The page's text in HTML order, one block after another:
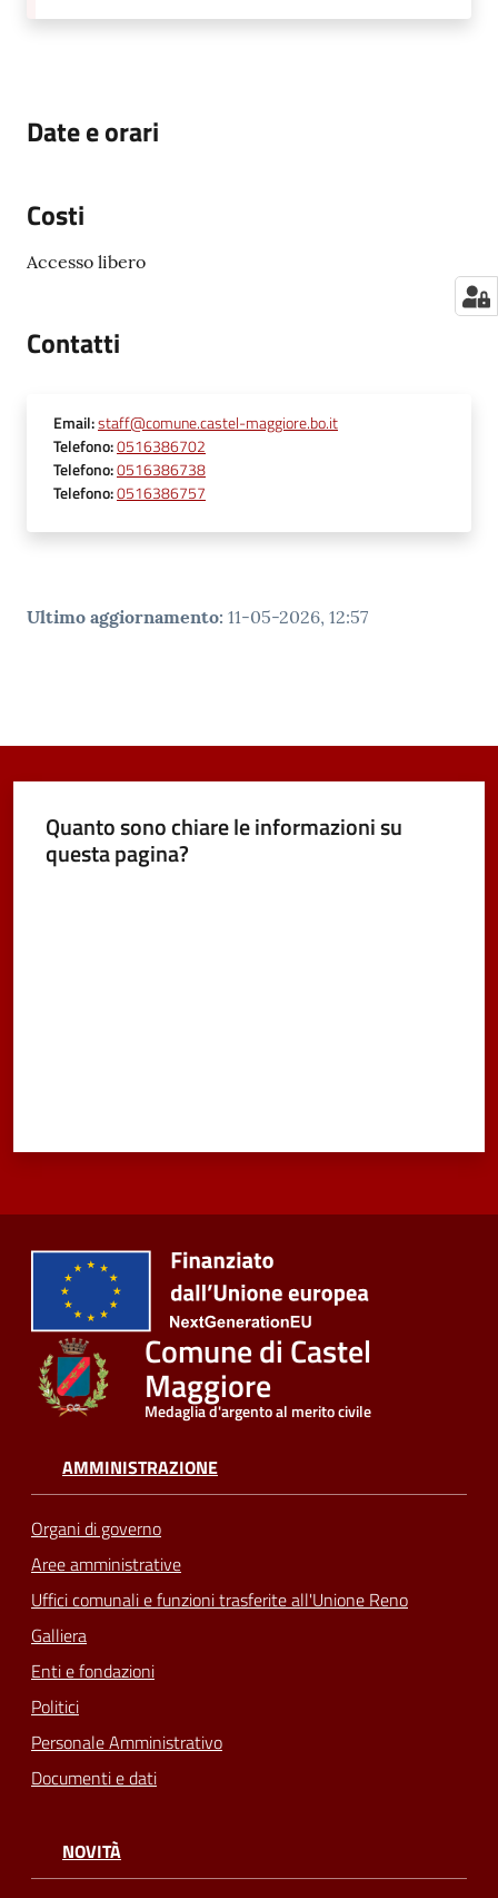
Date e orari
Costi
Accesso libero
Contatti
Email:staff@comune.castel-maggiore.bo.it
Telefono:0516386702
Telefono:0516386738
Telefono:0516386757
Ultimo aggiornamento: 11-05-2026, 12:57
Quanto sono chiare le informazioni su
questa pagina?
Comune di Castel
Maggiore
Medaglia d'argento al merito civile
AMMINISTRAZIONE
Organi di governo
Aree amministrative
Uffici comunali e funzioni trasferite all'Unione Reno
Galliera
Enti e fondazioni
Politici
Personale Amministrativo
Documenti e dati
NOVITÀ